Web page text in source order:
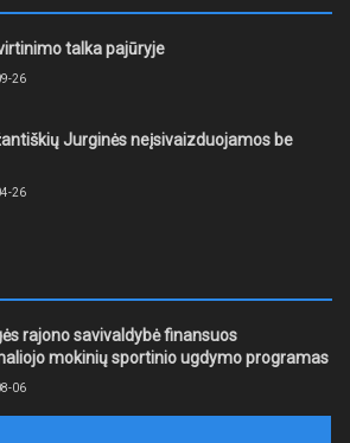
talka pajūryje
26
Jurginės neįsivaizduojamos be
26
rajono savivaldybė finansuos
mokinių sportinio ugdymo programas
06